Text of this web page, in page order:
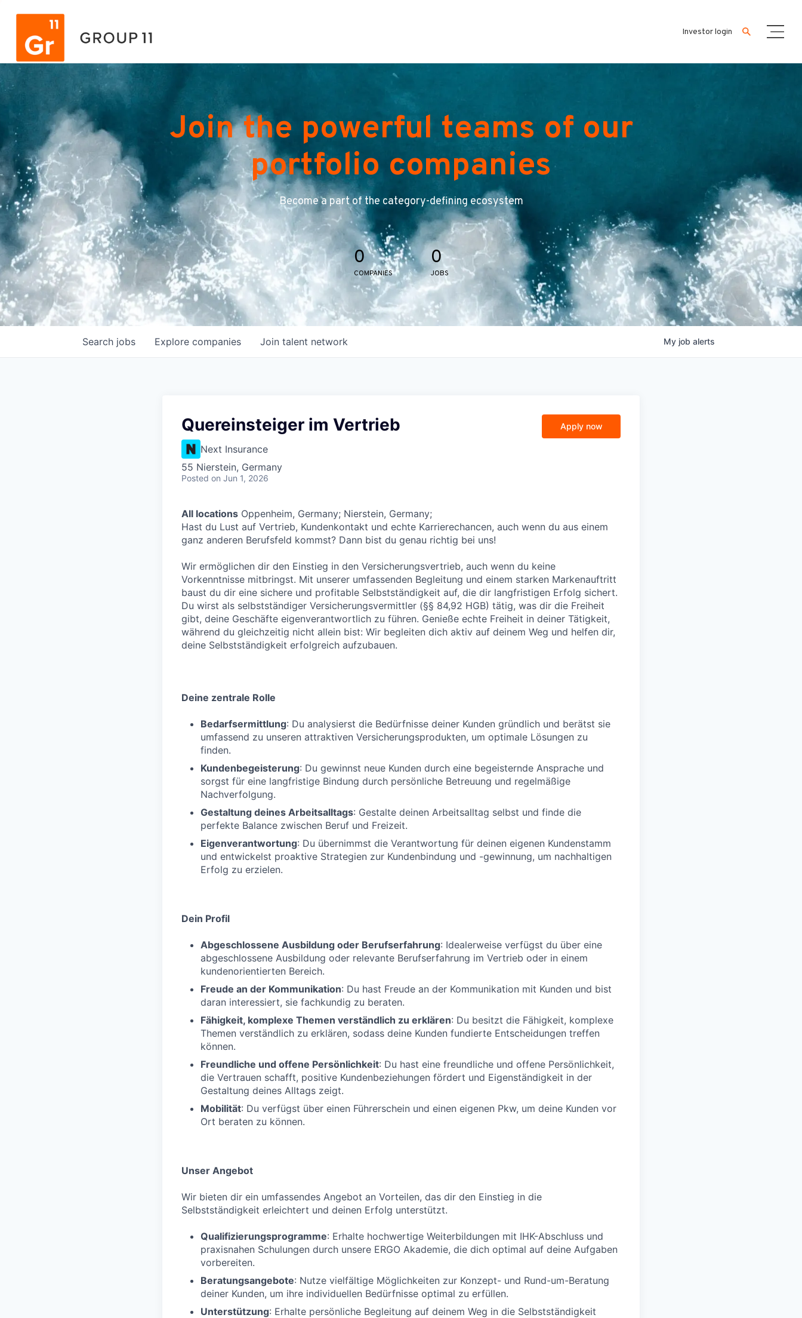
Investor login
Join the powerful teams of our
portfolio companies
Become a part of the category-defining ecosystem
0
COMPANIES
0
JOBS
Search jobs Explore companies Join talent network My job alerts
Quereinsteiger im Vertrieb
Next Insurance
55 Nierstein, Germany
Posted on Jun 1, 2026
Apply now
All locations Oppenheim, Germany; Nierstein, Germany;
Hast du Lust auf Vertrieb, Kundenkontakt und echte Karrierechancen, auch wenn du aus einem
ganz anderen Berufsfeld kommst? Dann bist du genau richtig bei uns!
Wir ermöglichen dir den Einstieg in den Versicherungsvertrieb, auch wenn du keine
Vorkenntnisse mitbringst. Mit unserer umfassenden Begleitung und einem starken Markenauftritt
baust du dir eine sichere und profitable Selbstständigkeit auf, die dir langfristigen Erfolg sichert.
Du wirst als selbstständiger Versicherungsvermittler (§§ 84,92 HGB) tätig, was dir die Freiheit
gibt, deine Geschäfte eigenverantwortlich zu führen. Genieße echte Freiheit in deiner Tätigkeit,
während du gleichzeitig nicht allein bist: Wir begleiten dich aktiv auf deinem Weg und helfen dir,
deine Selbstständigkeit erfolgreich aufzubauen.
Deine zentrale Rolle
Bedarfsermittlung: Du analysierst die Bedürfnisse deiner Kunden gründlich und berätst sie
umfassend zu unseren attraktiven Versicherungsprodukten, um optimale Lösungen zu
finden.
Kundenbegeisterung: Du gewinnst neue Kunden durch eine begeisternde Ansprache und
sorgst für eine langfristige Bindung durch persönliche Betreuung und regelmäßige
Nachverfolgung.
Gestaltung deines Arbeitsalltags: Gestalte deinen Arbeitsalltag selbst und finde die
perfekte Balance zwischen Beruf und Freizeit.
Eigenverantwortung: Du übernimmst die Verantwortung für deinen eigenen Kundenstamm
und entwickelst proaktive Strategien zur Kundenbindung und -gewinnung, um nachhaltigen
Erfolg zu erzielen.
Dein Profil
Abgeschlossene Ausbildung oder Berufserfahrung: Idealerweise verfügst du über eine
abgeschlossene Ausbildung oder relevante Berufserfahrung im Vertrieb oder in einem
kundenorientierten Bereich.
Freude an der Kommunikation: Du hast Freude an der Kommunikation mit Kunden und bist
daran interessiert, sie fachkundig zu beraten.
Fähigkeit, komplexe Themen verständlich zu erklären: Du besitzt die Fähigkeit, komplexe
Themen verständlich zu erklären, sodass deine Kunden fundierte Entscheidungen treffen
können.
Freundliche und offene Persönlichkeit: Du hast eine freundliche und offene Persönlichkeit,
die Vertrauen schafft, positive Kundenbeziehungen fördert und Eigenständigkeit in der
Gestaltung deines Alltags zeigt.
Mobilität: Du verfügst über einen Führerschein und einen eigenen Pkw, um deine Kunden vor
Ort beraten zu können.
Unser Angebot
Wir bieten dir ein umfassendes Angebot an Vorteilen, das dir den Einstieg in die
Selbstständigkeit erleichtert und deinen Erfolg unterstützt.
Qualifizierungsprogramme: Erhalte hochwertige Weiterbildungen mit IHK-Abschluss und
praxisnahen Schulungen durch unsere ERGO Akademie, die dich optimal auf deine Aufgaben
vorbereiten.
Beratungsangebote: Nutze vielfältige Möglichkeiten zur Konzept- und Rund-um-Beratung
deiner Kunden, um ihre individuellen Bedürfnisse optimal zu erfüllen.
Unterstützung: Erhalte persönliche Begleitung auf deinem Weg in die Selbstständigkeit